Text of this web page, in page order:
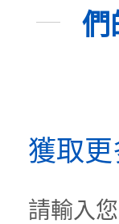
們
獲取
請輸入